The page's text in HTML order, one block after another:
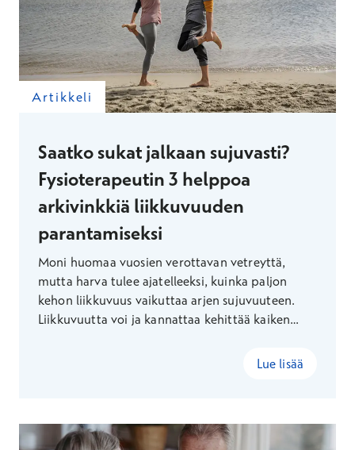
Artikkeli
Saatko sukat jalkaan sujuvasti?
Fysioterapeutin 3 helppoa
arkivinkkiä liikkuvuuden
parantamiseksi
Moni huomaa vuosien verottavan vetreyttä,
mutta harva tulee ajatelleeksi, kuinka paljon
kehon liikkuvuus vaikuttaa arjen sujuvuuteen.
Liikkuvuutta voi ja kannattaa kehittää kaiken
miten otat liikkuvuusharjoitukset helposti osaksi
Lue lisää